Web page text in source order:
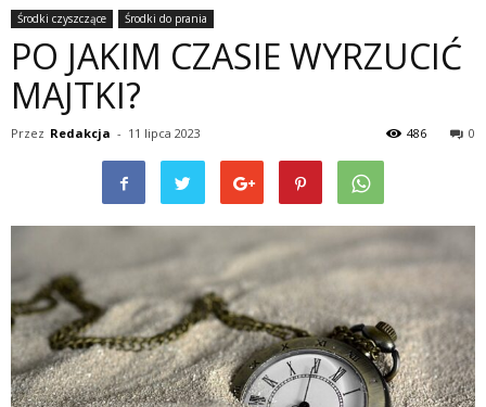
Środki czyszczące Środki do prania
PO JAKIM CZASIE WYRZUCIĆ
MAJTKI?
Przez Redakcja - 11 lipca 2023 0
486